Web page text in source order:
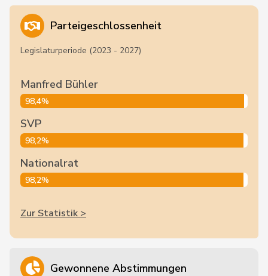
Parteigeschlossenheit
Legislaturperiode (2023 - 2027)
Manfred Bühler
98,4%
SVP
98,2%
Nationalrat
98,2%
Zur Statistik >
Gewonnene Abstimmungen